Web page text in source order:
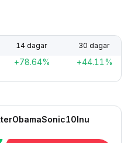
14 dagar 30 dagar
+78.64% +44.11%